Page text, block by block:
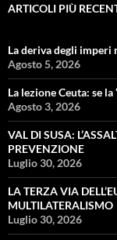
ARTICOLI PIÙ
La deriva degli imperi
Agosto 5, 2026
La lezione Ceuta: se
Agosto 3, 2026
VAL DI SUSA:
PREVENZIONE
Luglio 30, 2026
LA TERZA VIA
MULTILATERALISMO
Luglio 30, 2026